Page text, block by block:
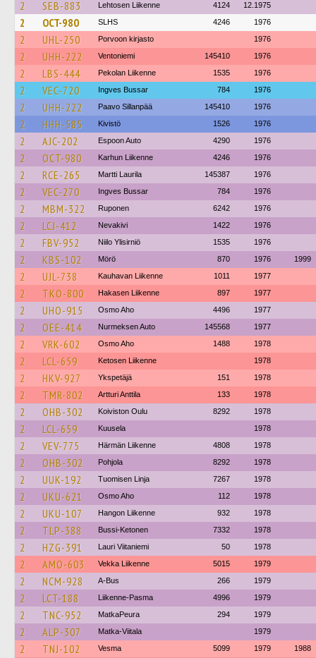
2 SEB-883 Lehtosen Liikenne 4124 12.1975
2 OCT-980 SLHS 4246 1976
2 UHL-250 Porvoon kirjasto 1976
2 UHH-222 Ventoniemi 145410 1976
2 LBS-444 Pekolan Liikenne 1535 1976
2 VEC-720 Ingves Bussar 784 1976
2 UHH-222 Paavo Sillanpää 145410 1976
2 HHH-585 Kivistö 1526 1976
2 AJC-202 Espoon Auto 4290 1976
2 OCT-980 Karhun Liikenne 4246 1976
2 RCE-265 Martti Laurila 145387 1976
2 VEC-270 Ingves Bussar 784 1976
2 MBM-322 Ruponen 6242 1976
2 LCJ-412 Nevakivi 1422 1976
2 FBV-952 Niilo Ylisirniö 1535 1976
2 KBS-102 Mörö 870 1976 1999
2 UJL-738 Kauhavan Liikenne 1011 1977
2 TKO-800 Hakasen Liikenne 897 1977
2 UHO-915 Osmo Aho 4496 1977
2 OEE-414 Nurmeksen Auto 145568 1977
2 VRK-602 Osmo Aho 1488 1978
2 LCL-659 Ketosen Liikenne 1978
2 HKV-927 Ykspetäjä 151 1978
2 TMR-802 Artturi Anttila 133 1978
2 OHB-302 Koiviston Oulu 8292 1978
2 LCL-659 Kuusela 1978
2 VEV-775 Härmän Liikenne 4808 1978
2 OHB-302 Pohjola 8292 1978
2 UUK-192 Tuomisen Linja 7267 1978
2 UKU-621 Osmo Aho 112 1978
2 UKU-107 Hangon Liikenne 932 1978
2 TLP-388 Bussi-Ketonen 7332 1978
2 HZG-391 Lauri Viitaniemi 50 1978
2 AMO-603 Vekka Liikenne 5015 1979
2 NCM-928 A-Bus 266 1979
2 LCT-188 Liikenne-Pasma 4996 1979
2 TNC-952 MatkaPeura 294 1979
2 ALP-307 Matka-Viitala 1979
2 TNJ-102 Vesma 5099 1979 1988